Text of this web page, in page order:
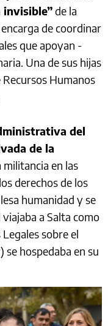
invisible”de la
de coordinar
que apoyan -
Una de sus hijas
Humanos
del
de la
militancia en las
derechos de los
humanidad y se
a Salta como
sobre el
hospedaba en su